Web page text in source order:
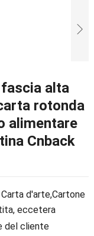
alta
rotonda
alimentare
Cnback
d'arte,Cartone
eccetera
del cliente